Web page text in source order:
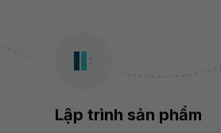
Lập trình sản phẩm